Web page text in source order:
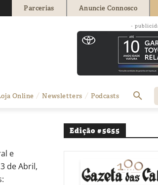
Parcerias Anuncie Connosco
-
Online Newsletters Podcasts
da Amoreira
e
de Abril,
Edição #5655